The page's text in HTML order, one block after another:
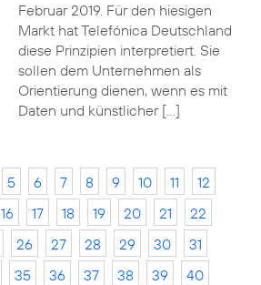
Februar 2019. Für den hiesigen
Markt hat Telefónica Deutschland
diese Prinzipien interpretiert. Sie
sollen dem Unternehmen als
Orientierung dienen, wenn es mit
Daten und künstlicher […]
5 6 7 8 9 10 11
12
16 17 18 19 20 21
22
26 27 28 29 30
31
35 36 37 38 39
40